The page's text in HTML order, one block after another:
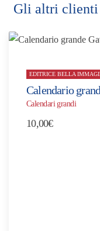
Gli altri clienti
EDITRICE BELLA
Calendario
Calendari grandi
10,00€